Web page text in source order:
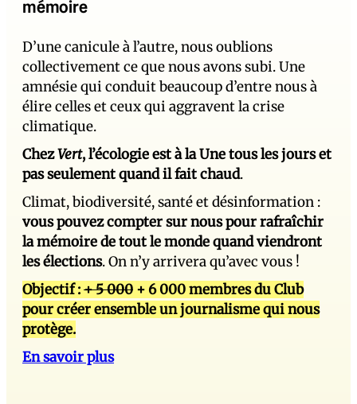
mémoire
D’une canicule à l’autre, nous oublions
collectivement ce que nous avons subi. Une
amnésie qui conduit beaucoup d’entre nous à
élire celles et ceux qui aggravent la crise
climatique.
ChezVert, l’écologie est à la Une tous les jours et
pas seulement quand il fait chaud.
Climat, biodiversité, santé et désinformation :
vous pouvez compter sur nous pour rafraîchir
la mémoire de tout le monde quand viendront
les élections. On n’y arrivera qu’avec vous !
Objectif :+ 5 000 + 6 000 membres du Club
pour créer ensemble un journalisme qui nous
protège.
En savoir plus